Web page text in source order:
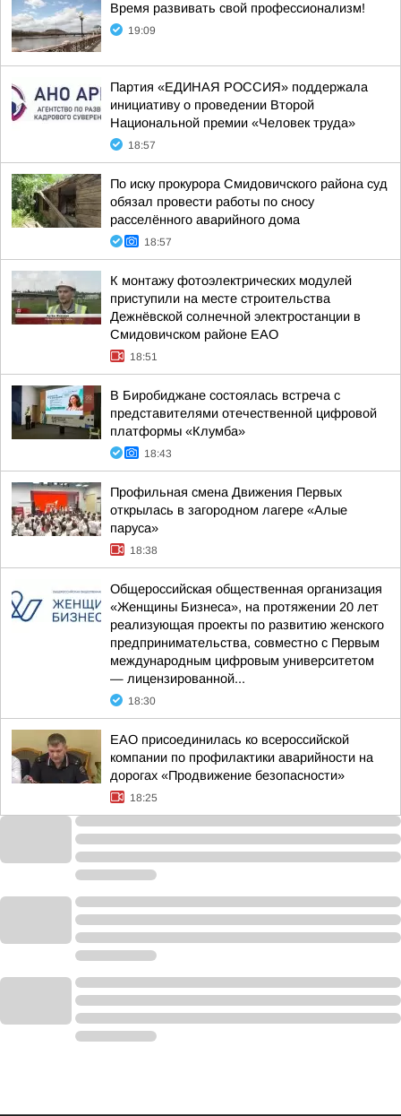
Время развивать свой профессионализм!
19:09
Партия «ЕДИНАЯ РОССИЯ» поддержала
инициативу о проведении Второй
Национальной премии «Человек труда»
18:57
По иску прокурора Смидовичского района суд
обязал провести работы по сносу
расселённого аварийного дома
18:57
К монтажу фотоэлектрических модулей
приступили на месте строительства
Дежнёвской солнечной электростанции в
Смидовичском районе ЕАО
18:51
В Биробиджане состоялась встреча с
представителями отечественной цифровой
платформы «Клумба»
18:43
Профильная смена Движения Первых
открылась в загородном лагере «Алые
паруса»
18:38
Общероссийская общественная организация
«Женщины Бизнеса», на протяжении 20 лет
реализующая проекты по развитию женского
предпринимательства, совместно с Первым
международным цифровым университетом
— лицензированной...
18:30
ЕАО присоединилась ко всероссийской
компании по профилактики аварийности на
дорогах «Продвижение безопасности»
18:25